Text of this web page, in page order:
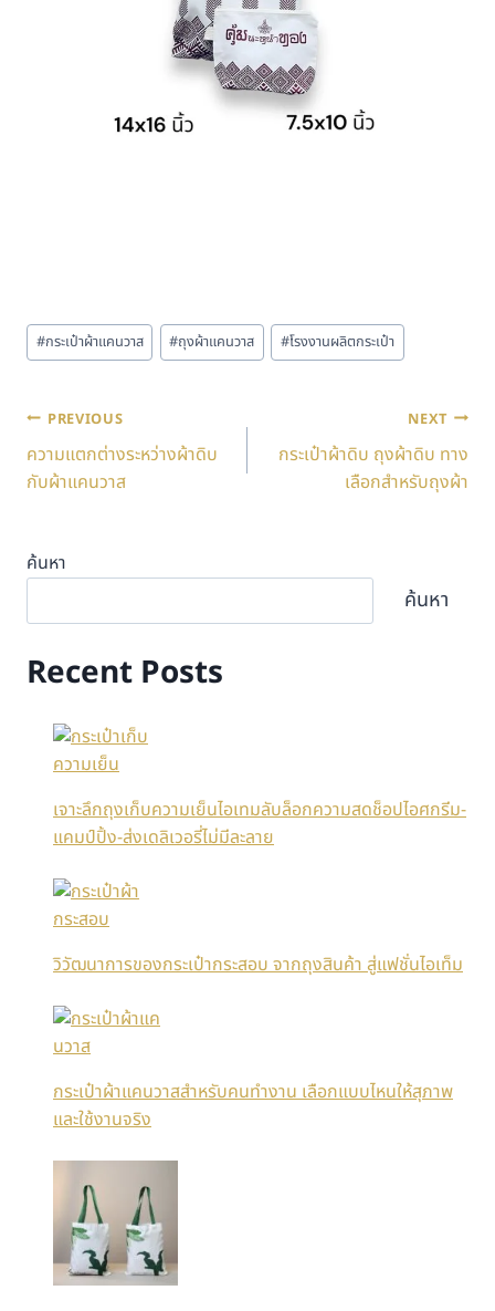
#กระเป๋าผ้าแคนวาส #ถุงผ้าแคนวาส #โรงงานผลิตกระเป๋า
PREVIOUS
ความแตกต่างระหว่างผ้าดิบ
กับผ้าแคนวาส
NEXT
กระเป๋าผ้าดิบ ถุงผ้าดิบ ทาง
เลือกสำหรับถุงผ้า
ค้นหา
ค้นหา
Recent Posts
เจาะลึกถุงเก็บความเย็นไอเทมลับล็อกความสดช็อปไอศกรีม-
แคมป์ปิ้ง-ส่งเดลิเวอรี่ไม่มีละลาย
วิวัฒนาการของกระเป๋ากระสอบ จากถุงสินค้า สู่แฟชั่นไอเท็ม
กระเป๋าผ้าแคนวาสสำหรับคนทำงาน เลือกแบบไหนให้สุภาพ
และใช้งานจริง